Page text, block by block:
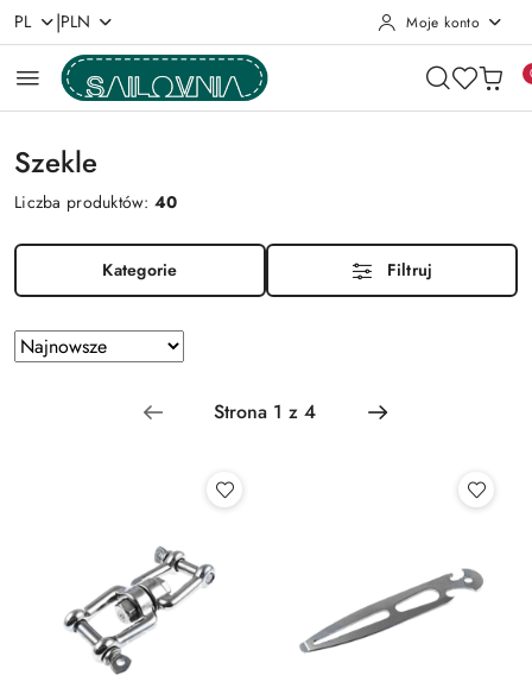
Przejdź do treści głównej
Przejdź do wyszukiwarki
Przejdź do moje konto
Przejdź do menu głównego
Przejdź do stopki
PL |PLN Moje konto
Szekle
Liczba produktów:40
Kategorie Filtruj
Zastosowano
sortowanie:
Sortuj
według